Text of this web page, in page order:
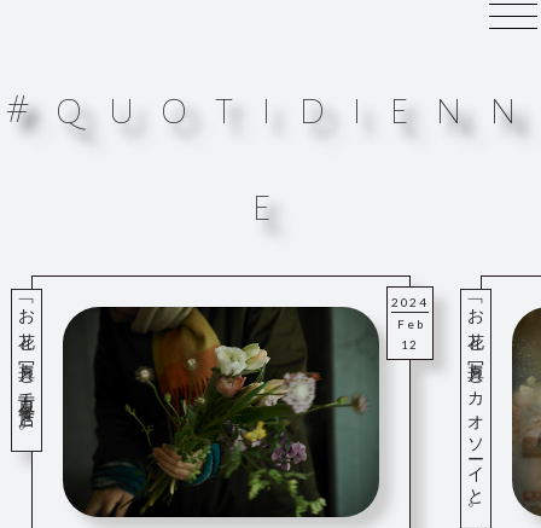
# q u o t i d i e n n
e
2024
Feb
12
「お花と写真と千万早餐店と。」 「お花と写真とカオソーイと。」